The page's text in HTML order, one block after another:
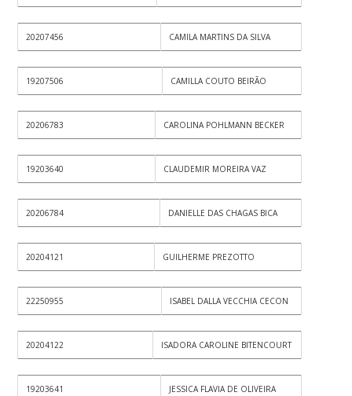
20207456 CAMILA MARTINS DA SILVA
19207506 CAMILLA COUTO BEIRÃO
20206783 CAROLINA POHLMANN BECKER
19203640 CLAUDEMIR MOREIRA VAZ
20206784 DANIELLE DAS CHAGAS BICA
20204121 GUILHERME PREZOTTO
22250955 ISABEL DALLA VECCHIA CECON
20204122 ISADORA CAROLINE BITENCOURT
19203641 JESSICA FLAVIA DE OLIVEIRA